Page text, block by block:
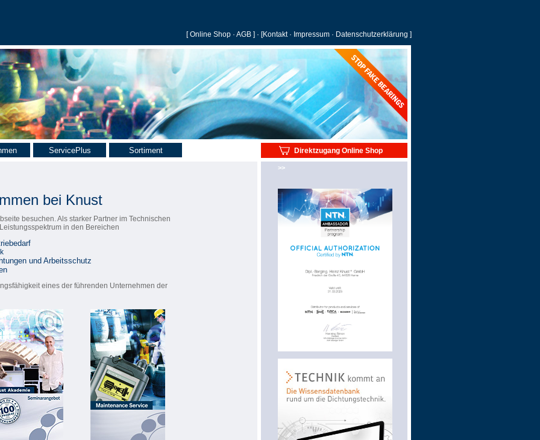
ServicePlus Sortiment Direktzugang Online Shop
>>
bei Knust
besuchen. Als starker Partner im Technischen
in den Bereichen
und Arbeitsschutz
eines der führenden Unternehmen der
[Online Shop · AGB ] · [Kontakt · Impressum · Datenschutzerklärung ]